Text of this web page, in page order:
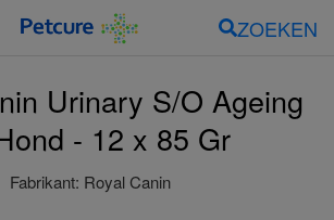
ZOEKEN
Urinary S/O Ageing
- 12 x 85 Gr
Fabrikant: Royal Canin